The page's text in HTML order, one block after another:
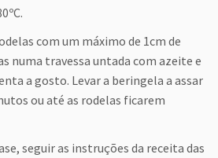
com um máximo de 1cm de
numa travessa untada com azeite e
a gosto. Levar a beringela a assar
ou até as rodelas ficarem
seguir as instruções da receita das